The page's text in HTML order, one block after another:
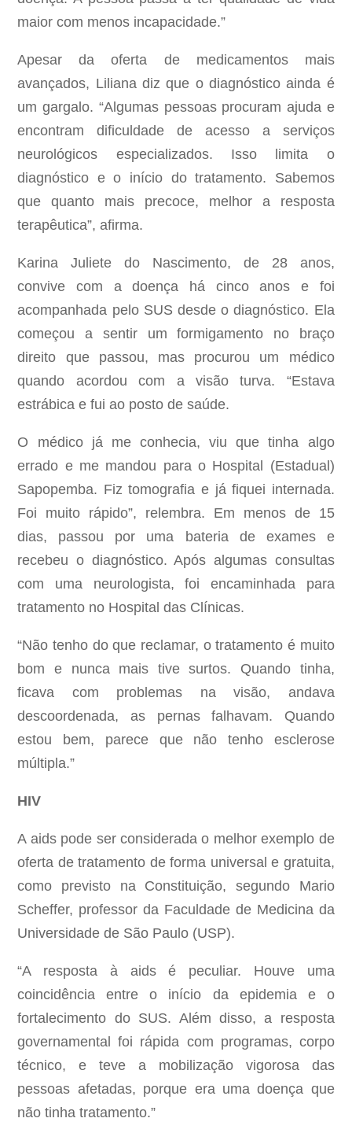
maior com menos incapacidade.”
Apesar da oferta de medicamentos mais
avançados, Liliana diz que o diagnóstico ainda é
um gargalo. “Algumas pessoas procuram ajuda e
encontram dificuldade de acesso a serviços
neurológicos especializados. Isso limita o
diagnóstico e o início do tratamento. Sabemos
que quanto mais precoce, melhor a resposta
terapêutica”, afirma.
Karina Juliete do Nascimento, de 28 anos,
convive com a doença há cinco anos e foi
acompanhada pelo SUS desde o diagnóstico. Ela
começou a sentir um formigamento no braço
direito que passou, mas procurou um médico
quando acordou com a visão turva. “Estava
estrábica e fui ao posto de saúde.
O médico já me conhecia, viu que tinha algo
errado e me mandou para o Hospital (Estadual)
Sapopemba. Fiz tomografia e já fiquei internada.
Foi muito rápido”, relembra. Em menos de 15
dias, passou por uma bateria de exames e
recebeu o diagnóstico. Após algumas consultas
com uma neurologista, foi encaminhada para
tratamento no Hospital das Clínicas.
“Não tenho do que reclamar, o tratamento é muito
bom e nunca mais tive surtos. Quando tinha,
ficava com problemas na visão, andava
descoordenada, as pernas falhavam. Quando
estou bem, parece que não tenho esclerose
múltipla.”
HIV
A aids pode ser considerada o melhor exemplo de
oferta de tratamento de forma universal e gratuita,
como previsto na Constituição, segundo Mario
Scheffer, professor da Faculdade de Medicina da
Universidade de São Paulo (USP).
“A resposta à aids é peculiar. Houve uma
coincidência entre o início da epidemia e o
fortalecimento do SUS. Além disso, a resposta
governamental foi rápida com programas, corpo
técnico, e teve a mobilização vigorosa das
pessoas afetadas, porque era uma doença que
não tinha tratamento.”